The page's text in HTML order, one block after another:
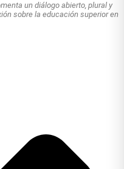
un diálogo abierto, plural y
sobre la educación superior en